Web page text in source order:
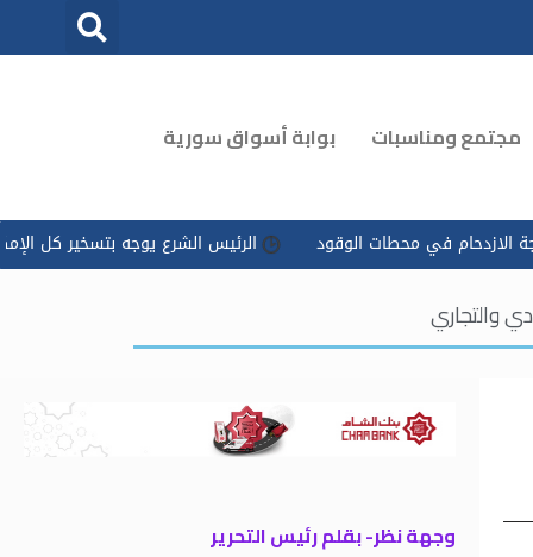
مجتمع ومناسبات بوابة أسواق سورية
في محطات الوقود الرئيس الشرع يوجه بتسخير كل
والتجاري
وجهة نظر- بقلم رئيس التحرير